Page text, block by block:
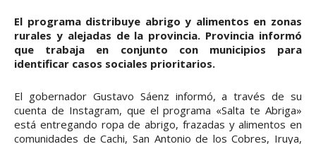
El programa distribuye abrigo y alimentos en zonas
rurales y alejadas de la provincia. Provincia informó
que trabaja en conjunto con municipios para
identificar casos sociales prioritarios.
El gobernador Gustavo Sáenz informó, a través de su
cuenta de Instagram, que el programa «Salta te Abriga»
está entregando ropa de abrigo, frazadas y alimentos en
comunidades de Cachi, San Antonio de los Cobres, Iruya,